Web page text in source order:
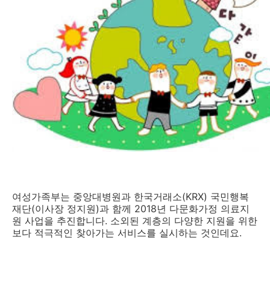
여성가족부는 중앙대병원과 한국거래소(KRX) 국민행복
재단(이사장 정지원)과 함께 2018년 다문화가정 의료지
원 사업을 추진합니다. 소외된 계층의 다양한 지원을 위한
보다 적극적인 찾아가는 서비스를 실시하는 것인데요.